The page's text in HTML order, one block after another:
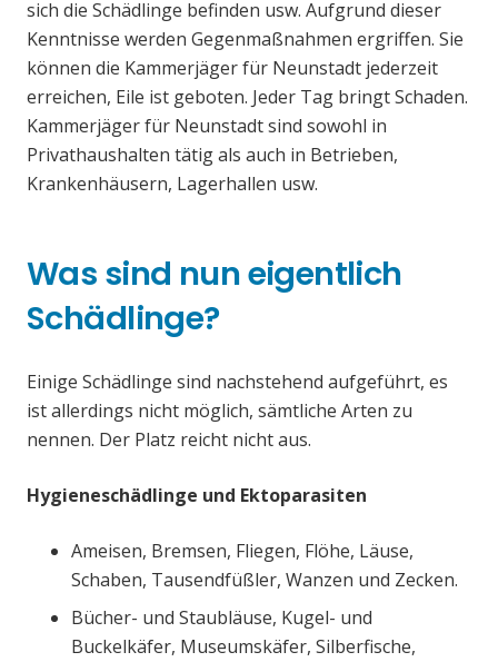
sich die Schädlinge befinden usw. Aufgrund dieser
Kenntnisse werden Gegenmaßnahmen ergriffen. Sie
können die Kammerjäger für Neunstadt jederzeit
erreichen, Eile ist geboten. Jeder Tag bringt Schaden.
Kammerjäger für Neunstadt sind sowohl in
Privathaushalten tätig als auch in Betrieben,
Krankenhäusern, Lagerhallen usw.
Was sind nun eigentlich
Schädlinge?
Einige Schädlinge sind nachstehend aufgeführt, es
ist allerdings nicht möglich, sämtliche Arten zu
nennen. Der Platz reicht nicht aus.
Hygieneschädlinge und Ektoparasiten
Ameisen, Bremsen, Fliegen, Flöhe, Läuse,
Schaben, Tausendfüßler, Wanzen und Zecken.
Bücher- und Staubläuse, Kugel- und
Buckelkäfer, Museumskäfer, Silberfische,